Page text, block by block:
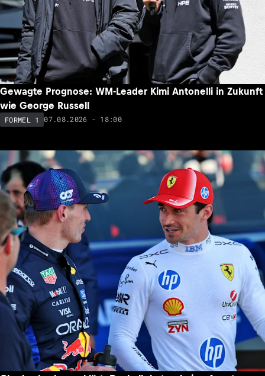
Kann McLaren weitere GP-Siege feiern? Das sagt
Weltmeister Lando Norris
FORMEL 1 07.08.2026 - 20:00
NEU
Gewagte Prognose: WM-Leader Kimi Antonelli in Zukunft
wie George Russell
FORMEL 1 07.08.2026 - 18:00